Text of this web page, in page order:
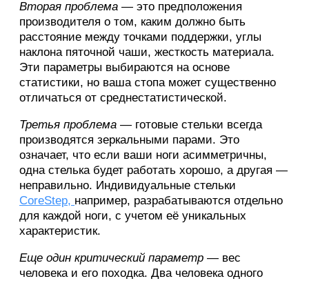
Вторая проблема — это предположения
производителя о том, каким должно быть
расстояние между точками поддержки, углы
наклона пяточной чаши, жесткость материала.
Эти параметры выбираются на основе
статистики, но ваша стопа может существенно
отличаться от среднестатистической.
Третья проблема — готовые стельки всегда
производятся зеркальными парами. Это
означает, что если ваши ноги асимметричны,
одна стелька будет работать хорошо, а другая —
неправильно. Индивидуальные стельки
CoreStep, например, разрабатываются отдельно
для каждой ноги, с учетом её уникальных
характеристик.
Еще один критический параметр — вес
человека и его походка. Два человека одного